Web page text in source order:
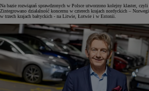
Na bazie rozwiązań sprawdzonych w Polsce utworzono kolejny klaster,
Zintegrowano działalność koncernu w czterech krajach nordyckich –
w trzech krajach bałtyckich - na Litwie, Łotwie i w Estonii.